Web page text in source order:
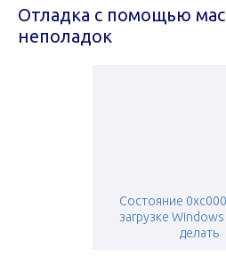
Отладка с помощью
неполадок
Состояние
загрузке
делать